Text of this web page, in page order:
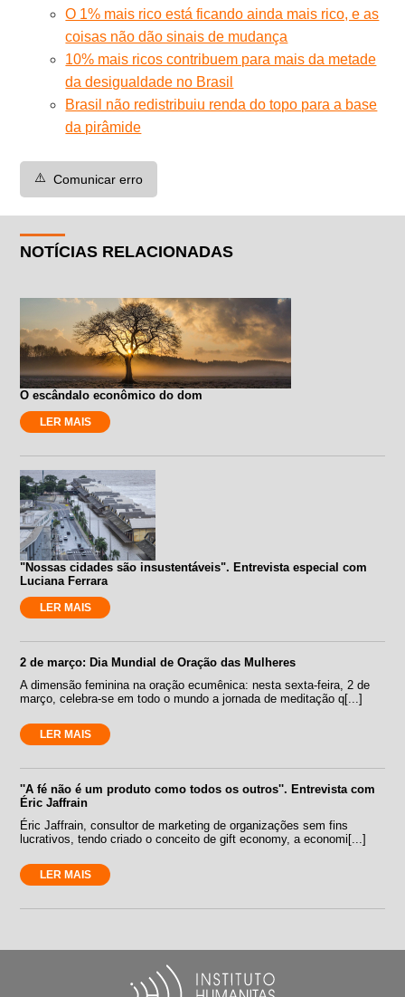
O 1% mais rico está ficando ainda mais rico, e as
coisas não dão sinais de mudança
10% mais ricos contribuem para mais da metade
da desigualdade no Brasil
Brasil não redistribuiu renda do topo para a base
da pirâmide
⚠️ Comunicar erro
NOTÍCIAS RELACIONADAS
O escândalo econômico do dom
LER MAIS
"Nossas cidades são insustentáveis". Entrevista especial com
Luciana Ferrara
LER MAIS
2 de março: Dia Mundial de Oração das Mulheres
A dimensão feminina na oração ecumênica: nesta sexta-feira, 2 de
março, celebra-se em todo o mundo a jornada de meditação q[...]
LER MAIS
''A fé não é um produto como todos os outros''. Entrevista com
Éric Jaffrain
Éric Jaffrain, consultor de marketing de organizações sem fins
lucrativos, tendo criado o conceito de gift economy, a economi[...]
LER MAIS